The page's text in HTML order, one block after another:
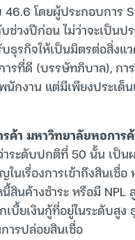
โดยผู้ประกอบการ
วงปีก่อน ไม่ว่าจะเป็นปร
บธุรกิจให้เป็นมิตรต่อสิ่งแ
ารที่ดี (บรรษัทภิบาล), ก
กงาน แต่มีเพียงประเด็
า มหาวิทยาลัยหอการ
ระดับปกติที่ 50 นั้น เป็น
เรื่องการเข้าถึงสินเชื่อ
นค้างชำระ หรือมี NPL
เบี้ยเงินกู้ที่อยู่ในระดับสู
ารปล่อยสินเชื่อ